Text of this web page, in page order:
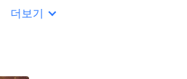
더보기